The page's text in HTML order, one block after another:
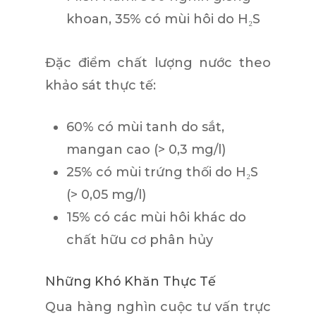
khoan, 35% có mùi hôi do H₂S
Đặc điểm chất lượng nước theo
khảo sát thực tế:
60% có mùi tanh do sắt,
mangan cao (> 0,3 mg/l)
25% có mùi trứng thối do H₂S
(> 0,05 mg/l)
15% có các mùi hôi khác do
chất hữu cơ phân hủy
Những Khó Khăn Thực Tế
Qua hàng nghìn cuộc tư vấn trực